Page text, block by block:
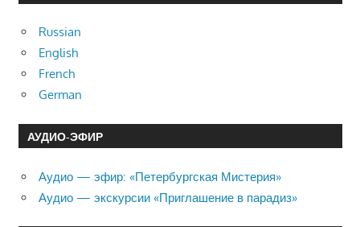
Russian
English
French
German
АУДИО-ЭФИР
Аудио — эфир: «Петербургская Мистерия»
Аудио — экскурсии «Приглашение в парадиз»